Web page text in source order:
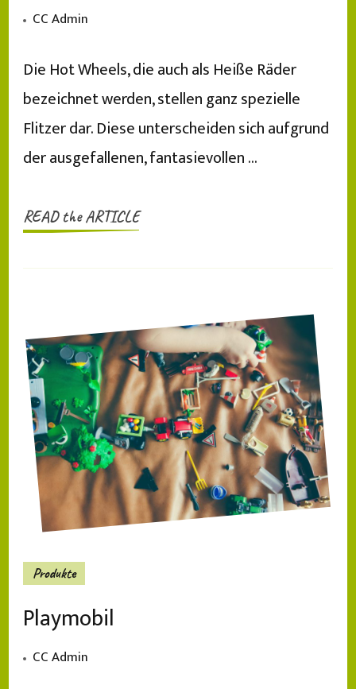
CC Admin
Die Hot Wheels, die auch als Heiße Räder
bezeichnet werden, stellen ganz spezielle
Flitzer dar. Diese unterscheiden sich aufgrund
der ausgefallenen, fantasievollen …
READ the ARTICLE
Produkte
Playmobil
CC Admin